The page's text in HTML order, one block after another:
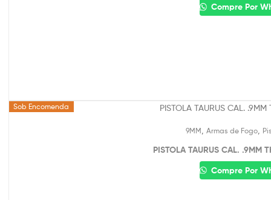
Compre Por
Sob Encomenda
9MM Armas de Fogo,
PISTOLA TAURUS CAL. .9MM
Compre Por